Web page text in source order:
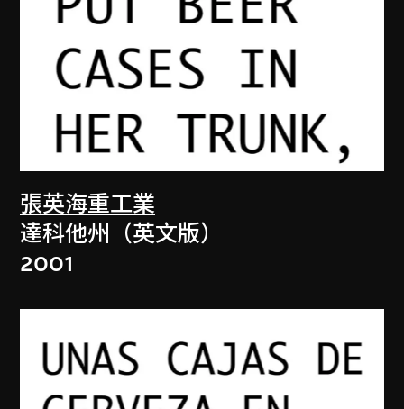
張英海重工業
達科他州（英文版）
2001